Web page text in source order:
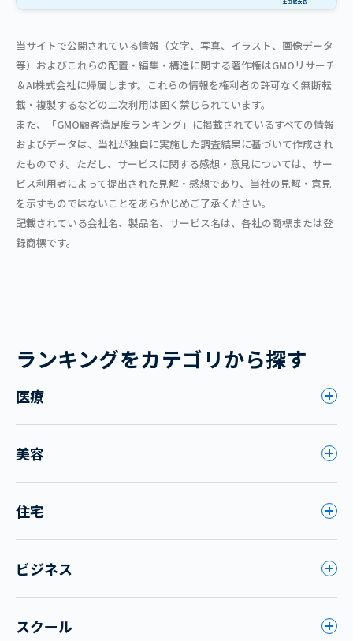
当サイトで公開されている情報（文字、写真、イラスト、画像データ
等）およびこれらの配置・編集・構造に関する著作権はGMOリサーチ
＆AI株式会社に帰属します。これらの情報を権利者の許可なく無断転
載・複製するなどの二次利用は固く禁じられています。
また、「GMO顧客満足度ランキング」に掲載されているすべての情報
およびデータは、当社が独自に実施した調査結果に基づいて作成され
たものです。ただし、サービスに関する感想・意見については、サー
ビス利用者によって提出された見解・感想であり、当社の見解・意見
を示すものではないことをあらかじめご了承ください。
記載されている会社名、製品名、サービス名は、各社の商標または登
録商標です。
ランキングをカテゴリから探す
医療
美容
住宅
ビジネス
スクール